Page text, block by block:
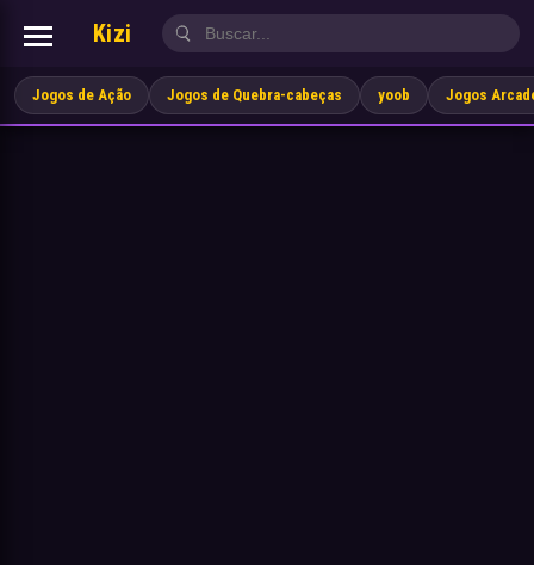
Kizi
Jogos de Ação Jogos de Quebra-cabeças yoob Jogos